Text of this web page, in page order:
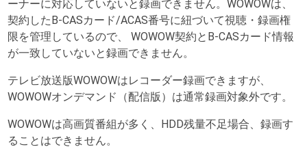
ーナーに対応していないと録画できません。WOWOWは、
契約したB-CASカード/ACAS番号に紐づいて視聴・録画権
限を管理しているので、 WOWOW契約とB-CASカード情報
が一致していないと録画できません。
テレビ放送版WOWOWはレコーダー録画できますが、
WOWOWオンデマンド（配信版）は通常録画対象外です。
WOWOWは高画質番組が多く、HDD残量不足場合、録画す
ることはできません。